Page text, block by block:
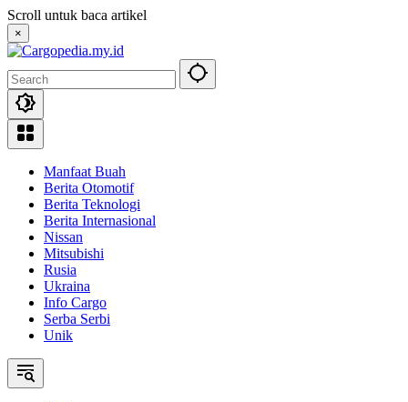
Skip
to
content
Scroll untuk baca artikel
×
Manfaat Buah
Berita Otomotif
Berita Teknologi
Berita Internasional
Nissan
Mitsubishi
Rusia
Ukraina
Info Cargo
Serba Serbi
Unik